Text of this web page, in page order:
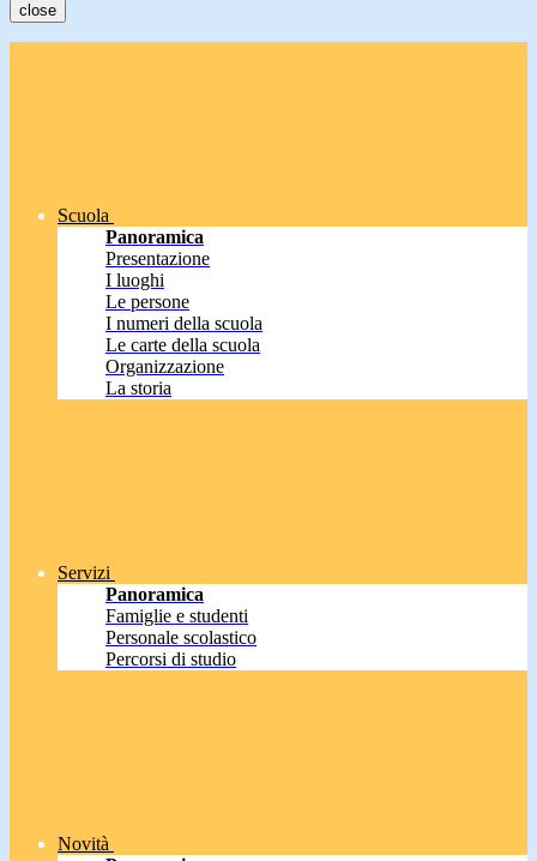
close
Scuola
Panoramica
Presentazione
I luoghi
Le persone
I numeri della scuola
Le carte della scuola
Organizzazione
La storia
Servizi
Panoramica
Famiglie e studenti
Personale scolastico
Percorsi di studio
Novità